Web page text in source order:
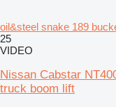
oil&steel snake 189
25
VIDEO
Nissan Cabstar
truck boom lift